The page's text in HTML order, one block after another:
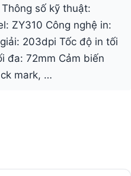
số kỹ thuật:
ZY310 Công nghệ in:
203dpi Tốc độ in tối
đa: 72mm Cảm biến
mark, …